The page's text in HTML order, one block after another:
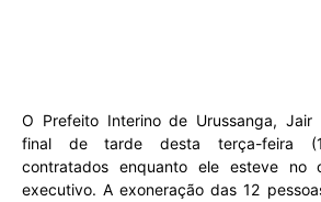
O Prefeito Interino de Urussanga, Jair
final de tarde desta terça-feira
contratados enquanto ele esteve
executivo. A exoneração das 12